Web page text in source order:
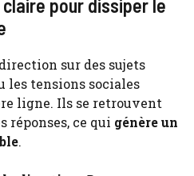
pour dissiper le
sur des sujets
les tensions sociales
ligne. Ils se retrouvent
réponses, ce qui génère un
.